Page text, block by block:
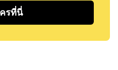
รที่นี่